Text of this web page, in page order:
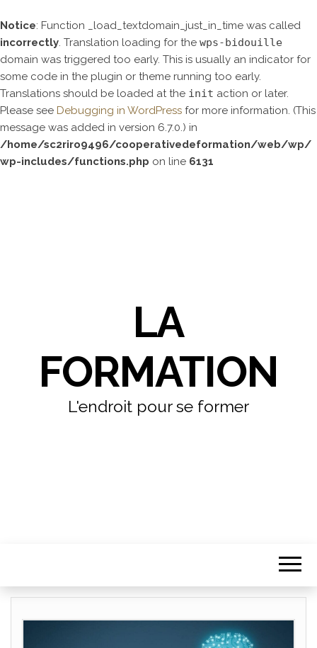
Notice: Function _load_textdomain_just_in_time was called
incorrectly. Translation loading for the wps-bidouille
domain was triggered too early. This is usually an indicator for
some code in the plugin or theme running too early.
Translations should be loaded at the init action or later.
Please see Debugging in WordPress for more information. (This
message was added in version 6.7.0.) in
/home/sc2riro9496/cooperativedeformation/web/wp/
wp-includes/functions.php on line 6131
LA
FORMATION
L'endroit pour se former